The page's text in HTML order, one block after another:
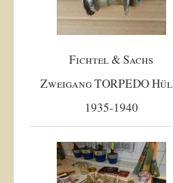
Fichtel & Sachs
Zweigang TORPEDO
1935-1940